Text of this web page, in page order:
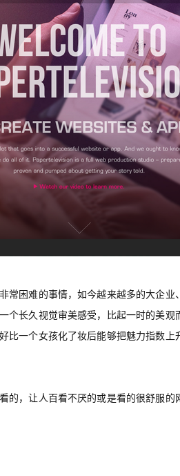
常困难的事情，如今越来越多的大企
个长久视觉审美感受，比起一时的美观
比一个女孩化了妆后能够把魅力指数
的，让人百看不厌的或是看的很舒服